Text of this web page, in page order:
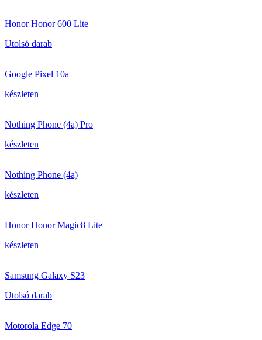
Honor Honor 600 Lite
Utolsó darab
Google Pixel 10a
készleten
Nothing Phone (4a) Pro
készleten
Nothing Phone (4a)
készleten
Honor Honor Magic8 Lite
készleten
Samsung Galaxy S23
Utolsó darab
Motorola Edge 70